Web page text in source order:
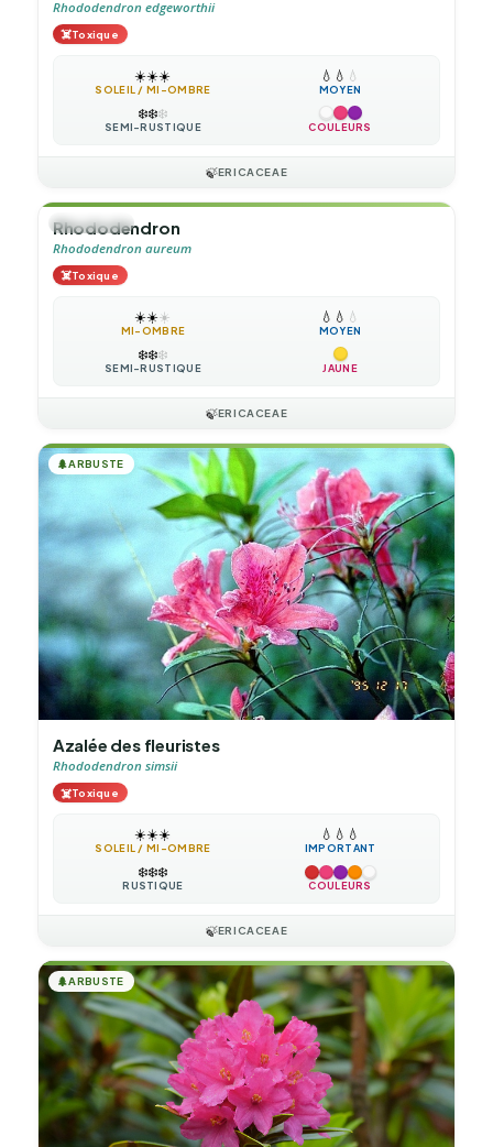
Rhododendron edgeworthii
☠️Toxique
☀️☀️☀️
SOLEIL / MI-OMBRE
💧 💧 💧
MOYEN
❄️❄️❄️
SEMI-RUSTIQUE COULEURS
🍃ERICACEAE
🌲ARBUSTE
Rhododendron
Rhododendron aureum
☠️Toxique
☀️☀️☀️
MI-OMBRE
💧 💧 💧
MOYEN
❄️❄️❄️
SEMI-RUSTIQUE JAUNE
🍃ERICACEAE
🌲ARBUSTE
Azalée des fleuristes
Rhododendron simsii
☠️Toxique
☀️☀️☀️
SOLEIL / MI-OMBRE
💧 💧 💧
IMPORTANT
❄️❄️❄️
RUSTIQUE COULEURS
🍃ERICACEAE
🌲ARBUSTE